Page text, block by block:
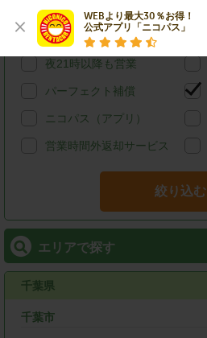
WEBより最大30％お得！
公式アプリ「ニコパス」
宅配レンタカー
マンスリーレンタル
夜21時以降も営業
パーフェクト補償
ニコパス（アプリ）
営業時間外返却サービス
絞り込む
エリアで探す
千葉県
千葉市